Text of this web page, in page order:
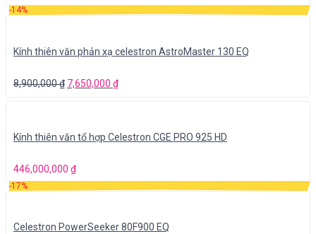
-14%
Kính thiên văn phản xạ celestron AstroMaster 130 EQ
8,900,000₫ 7,650,000 ₫
Kính thiên văn tổ hợp Celestron CGE PRO 925 HD
446,000,000 ₫
-17%
Celestron PowerSeeker 80F900 EQ